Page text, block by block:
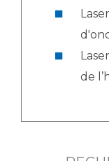
de